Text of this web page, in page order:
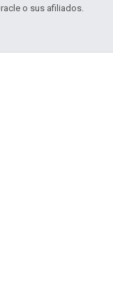
o sus afiliados.